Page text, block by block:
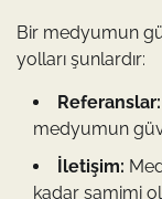
Bir medyumun
yolları şunlardır:
Referanslar:
medyumun
İletişim:
kadar samimi